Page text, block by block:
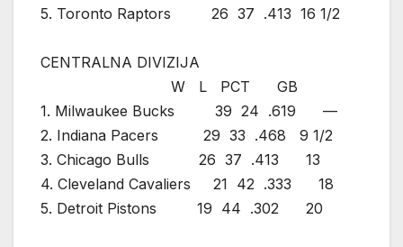
5. Toronto Raptors 26 37 .413 16 1/2
CENTRALNA DIVIZIJA
W L PCT GB
1. Milwaukee Bucks 39 24 .619 —
2. Indiana Pacers 29 33 .468 9 1/2
3. Chicago Bulls 26 37 .413 13
4. Cleveland Cavaliers 21 42 .333 18
5. Detroit Pistons 19 44 .302 20